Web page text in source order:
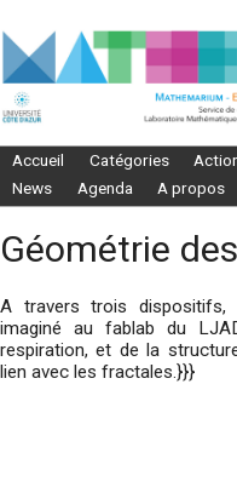
Accueil Catégories
News
Agenda A propos
Géométrie
A travers trois dispositifs,
imaginé au fablab du
respiration, et de la
lien avec les fractales.}}}